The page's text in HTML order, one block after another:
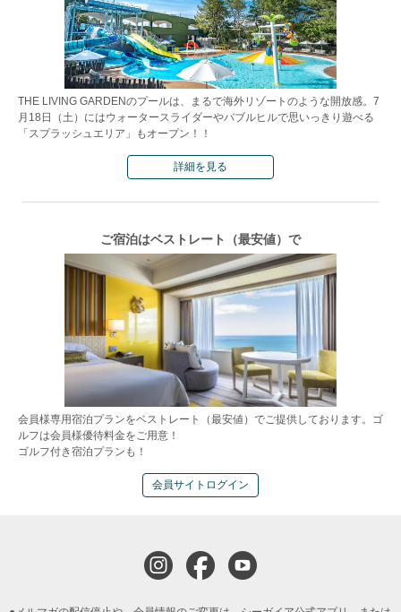
THE LIVING GARDENのプールは、まるで海外リゾートのような開放感。7
月18日（土）にはウォータースライダーやバブルヒルで思いっきり遊べる
「スプラッシュエリア」もオープン！！
詳細を見る
ご宿泊はベストレート（最安値）で
会員様専用宿泊プランをベストレート（最安値）でご提供しております。ゴ
ルフは会員様優待料金をご用意！
ゴルフ付き宿泊プランも！
会員サイトログイン